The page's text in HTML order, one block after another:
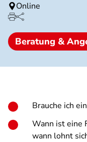
Online
Beratung &
Brauche ich
Wann ist eine
wann lohnt